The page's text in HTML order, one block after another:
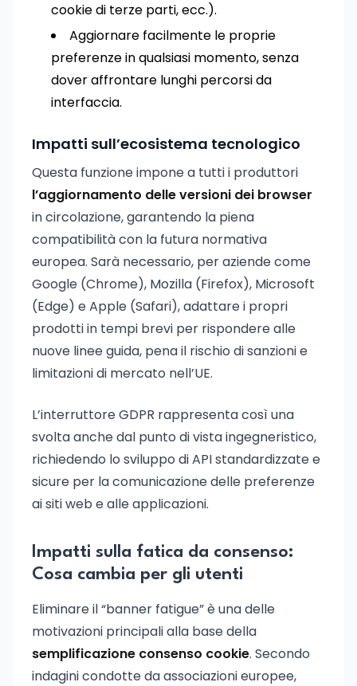
cookie di terze parti, ecc.).
Aggiornare facilmente le proprie
preferenze in qualsiasi momento, senza
dover affrontare lunghi percorsi da
interfaccia.
Impatti sull’ecosistema tecnologico
Questa funzione impone a tutti i produttori
l’aggiornamento delle versioni dei browser
in circolazione, garantendo la piena
compatibilità con la futura normativa
europea. Sarà necessario, per aziende come
Google (Chrome), Mozilla (Firefox), Microsoft
(Edge) e Apple (Safari), adattare i propri
prodotti in tempi brevi per rispondere alle
nuove linee guida, pena il rischio di sanzioni e
limitazioni di mercato nell’UE.
L’interruttore GDPR rappresenta così una
svolta anche dal punto di vista ingegneristico,
richiedendo lo sviluppo di API standardizzate e
sicure per la comunicazione delle preferenze
ai siti web e alle applicazioni.
Impatti sulla fatica da consenso:
Cosa cambia per gli utenti
Eliminare il “banner fatigue” è una delle
motivazioni principali alla base della
semplificazione consenso cookie. Secondo
indagini condotte da associazioni europee,